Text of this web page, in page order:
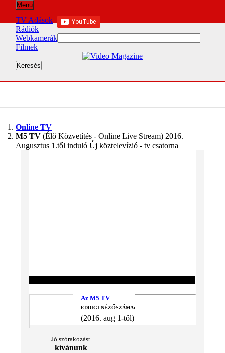
Menu
TV Adások
Rádiók
Webkamerák
Filmek
Online TV
M5 TV (Élő Közvetítés - Online Live Stream) 2016.
Augusztus 1.től induló Új köztelevízió - tv csatorna
Az M5 TV
EDDIGI NÉZŐSZÁMA:
(2016. aug 1-től)
Jó szórakozást
kívánunk